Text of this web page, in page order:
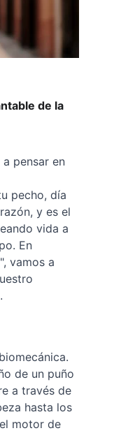
de la
pensar en
pecho, día
y es el
vida a
En
vamos a
de un puño
a través de
hasta los
motor de